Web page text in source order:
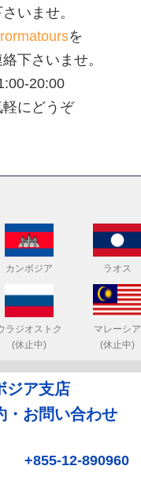
いませ。
を
下さいませ。
20:00
軽にどうぞ
カンボジア ラオス
ラジオストク
(休止中)
マレーシア
(休止中)
ジア支店
・お問い合わせ
+855-12-890960